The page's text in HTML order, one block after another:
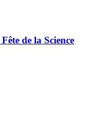
de la Science